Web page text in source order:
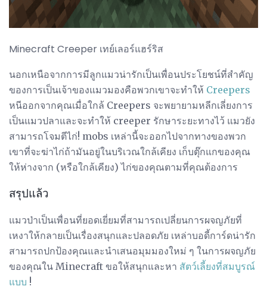
Minecraft Creeper เทย์เลอร์แฮร์ริส
นอกเหนือจากการมีลูกแมวน่ารักเป็นเพื่อนประโยชน์ที่สำคัญ
ของการเป็นเจ้าของแมวมองคือพวกเขาจะทำให้ Creepers
หนีออกจากคุณเมื่อใกล้ Creepers จะพยายามหลีกเลี่ยงการ
เป็นแมวปลาและจะทำให้ creeper รักษาระยะทางไว้ แมวยัง
สามารถโจมตีไก่! mobs เหล่านี้จะออกไปจากทางของพวก
เขาที่จะฆ่าไก่ถ้ามันอยู่ในบริเวณใกล้เคียง เก็บตุ๊กแกของคุณ
ให้ห่างจาก (หรือใกล้เคียง) ไก่ของคุณตามที่คุณต้องการ
สรุปแล้ว
แมวป่าเป็นเพื่อนที่ยอดเยี่ยมที่สามารถเปลี่ยนการผจญภัยที่
เหงาให้กลายเป็นเรื่องสนุกและปลอดภัย เหล่าบอดี้การ์ดน่ารัก
สามารถปกป้องคุณและนำเสนอมุมมองใหม่ ๆ ในการผจญภัย
ของคุณใน Minecraft ขอให้สนุกและหา สัตว์เลี้ยงที่สมบูรณ์
แบบ !